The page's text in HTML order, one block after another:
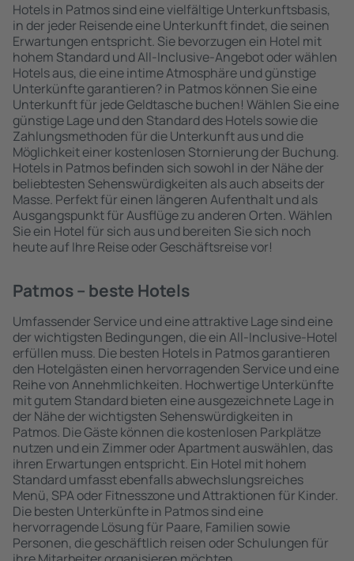
Hotels in Patmos sind eine vielfältige Unterkunftsbasis,
in der jeder Reisende eine Unterkunft findet, die seinen
Erwartungen entspricht. Sie bevorzugen ein Hotel mit
hohem Standard und All-Inclusive-Angebot oder wählen
Hotels aus, die eine intime Atmosphäre und günstige
Unterkünfte garantieren? in Patmos können Sie eine
Unterkunft für jede Geldtasche buchen! Wählen Sie eine
günstige Lage und den Standard des Hotels sowie die
Zahlungsmethoden für die Unterkunft aus und die
Möglichkeit einer kostenlosen Stornierung der Buchung.
Hotels in Patmos befinden sich sowohl in der Nähe der
beliebtesten Sehenswürdigkeiten als auch abseits der
Masse. Perfekt für einen längeren Aufenthalt und als
Ausgangspunkt für Ausflüge zu anderen Orten. Wählen
Sie ein Hotel für sich aus und bereiten Sie sich noch
heute auf Ihre Reise oder Geschäftsreise vor!
Patmos – beste Hotels
Umfassender Service und eine attraktive Lage sind eine
der wichtigsten Bedingungen, die ein All-Inclusive-Hotel
erfüllen muss. Die besten Hotels in Patmos garantieren
den Hotelgästen einen hervorragenden Service und eine
Reihe von Annehmlichkeiten. Hochwertige Unterkünfte
mit gutem Standard bieten eine ausgezeichnete Lage in
der Nähe der wichtigsten Sehenswürdigkeiten in
Patmos. Die Gäste können die kostenlosen Parkplätze
nutzen und ein Zimmer oder Apartment auswählen, das
ihren Erwartungen entspricht. Ein Hotel mit hohem
Standard umfasst ebenfalls abwechslungsreiches
Menü, SPA oder Fitnesszone und Attraktionen für Kinder.
Die besten Unterkünfte in Patmos sind eine
hervorragende Lösung für Paare, Familien sowie
Personen, die geschäftlich reisen oder Schulungen für